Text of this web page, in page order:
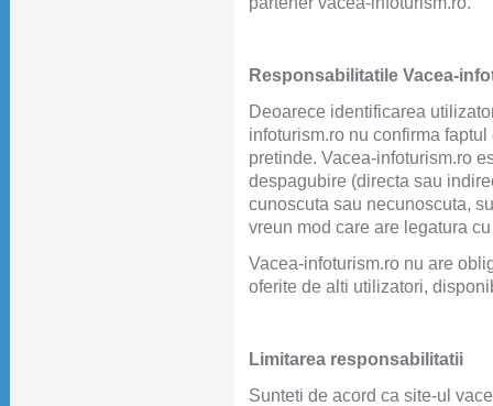
Responsabilitatile Vacea-
Deoarece identificarea
infoturism.ro nu confirma
pretinde. Vacea-infoturism.ro
despagubire (directa sau
cunoscuta sau necunoscuta,
vreun mod care are legatura
Vacea-infoturism.ro nu are
oferite de alti utilizatori,
Limitarea responsabilitatii
Sunteti de acord ca site-ul